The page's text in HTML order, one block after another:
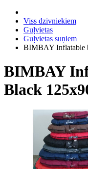
Viss dzivniekiem
Guļvietas
Guļvietas suņiem
BIMBAY Inflatable
BIMBAY
Black